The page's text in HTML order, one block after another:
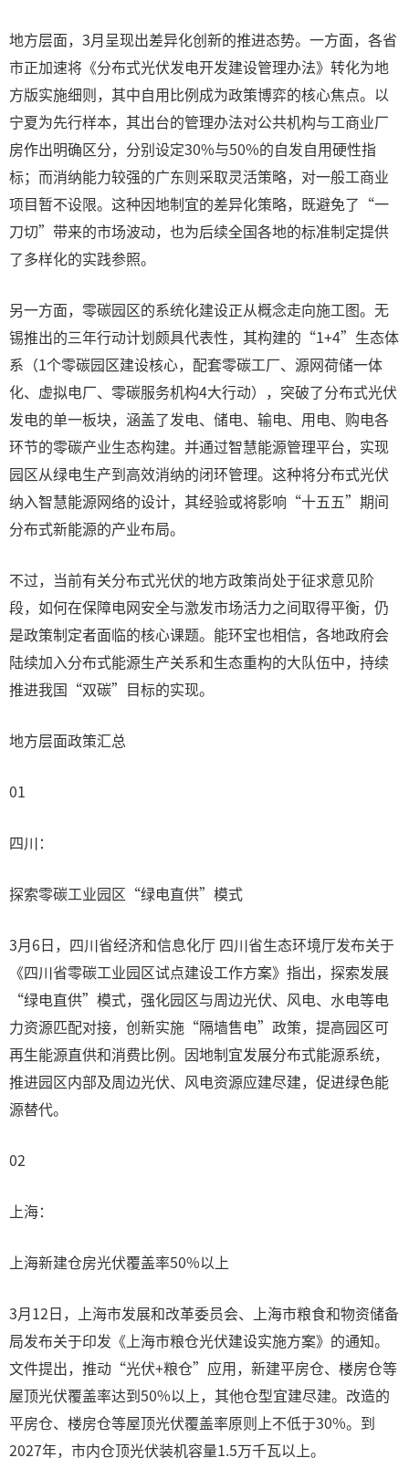
地方层面，3月呈现出差异化创新的推进态势。一方面，各省
市正加速将《分布式光伏发电开发建设管理办法》转化为地
方版实施细则，其中自用比例成为政策博弈的核心焦点。以
宁夏为先行样本，其出台的管理办法对公共机构与工商业厂
房作出明确区分，分别设定30%与50%的自发自用硬性指
标；而消纳能力较强的广东则采取灵活策略，对一般工商业
项目暂不设限。这种因地制宜的差异化策略，既避免了“一
刀切”带来的市场波动，也为后续全国各地的标准制定提供
了多样化的实践参照。
另一方面，零碳园区的系统化建设正从概念走向施工图。无
锡推出的三年行动计划颇具代表性，其构建的“1+4”生态体
系（1个零碳园区建设核心，配套零碳工厂、源网荷储一体
化、虚拟电厂、零碳服务机构4大行动），突破了分布式光伏
发电的单一板块，涵盖了发电、储电、输电、用电、购电各
环节的零碳产业生态构建。并通过智慧能源管理平台，实现
园区从绿电生产到高效消纳的闭环管理。这种将分布式光伏
纳入智慧能源网络的设计，其经验或将影响“十五五”期间
分布式新能源的产业布局。
不过，当前有关分布式光伏的地方政策尚处于征求意见阶
段，如何在保障电网安全与激发市场活力之间取得平衡，仍
是政策制定者面临的核心课题。能环宝也相信，各地政府会
陆续加入分布式能源生产关系和生态重构的大队伍中，持续
推进我国“双碳”目标的实现。‌
地方层面政策汇总
01
四川：
探索零碳工业园区“绿电直供”模式
3月6日，四川省经济和信息化厅 四川省生态环境厅发布关于
《四川省零碳工业园区试点建设工作方案》指出，探索发展
“绿电直供”模式，强化园区与周边光伏、风电、水电等电
力资源匹配对接，创新实施“隔墙售电”政策，提高园区可
再生能源直供和消费比例。因地制宜发展分布式能源系统，
推进园区内部及周边光伏、风电资源应建尽建，促进绿色能
源替代。
02
上海：
上海新建仓房光伏覆盖率50%以上
3月12日，上海市发展和改革委员会、上海市粮食和物资储备
局发布关于印发《上海市粮仓光伏建设实施方案》的通知。
文件提出，推动“光伏+粮仓”应用，新建平房仓、楼房仓等
屋顶光伏覆盖率达到50%以上，其他仓型宜建尽建。改造的
平房仓、楼房仓等屋顶光伏覆盖率原则上不低于30%。到
2027年，市内仓顶光伏装机容量1.5万千瓦以上。